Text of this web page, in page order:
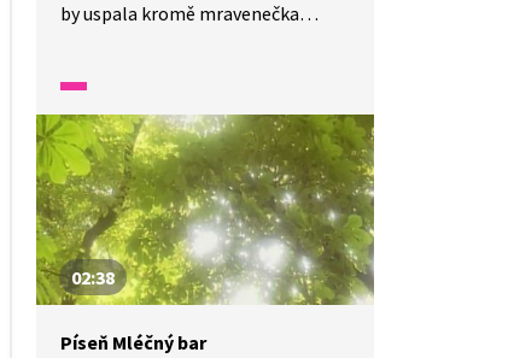
by uspala kromě mravenečka
dozvíme se něco málo ze života
lesních mravenců. Alespoň to, co si
o nich myslíme my lidé.
02:38
Píseň Mléčný bar